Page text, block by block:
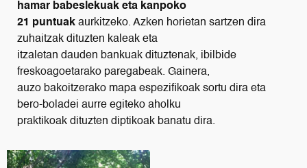
hamar babeslekuak eta kanpoko
21 puntuak aurkitzeko. Azken horietan sartzen dira
zuhaitzak dituzten kaleak eta
itzaletan dauden bankuak dituztenak, ibilbide
freskoagoetarako paregabeak. Gainera,
auzo bakoitzerako mapa espezifikoak sortu dira eta
bero-boladei aurre egiteko aholku
praktikoak dituzten diptikoak banatu dira.